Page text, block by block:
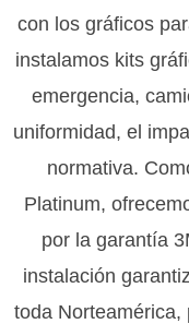
con los gráficos
instalamos kits
emergencia,
uniformidad, el
normativa.
Platinum,
por la garantía
instalación
toda Norteamérica,